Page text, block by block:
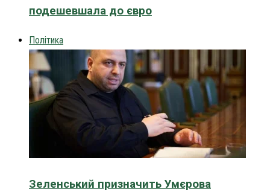
подешевшала до євро
Політика
Зеленський призначить Умєрова